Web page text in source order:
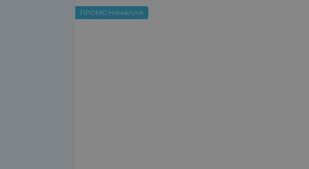
ПРОМО НАЧАЛНА